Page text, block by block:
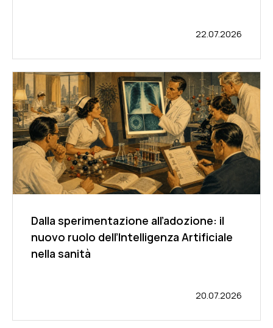
22.07.2026
Dalla sperimentazione all’adozione: il
nuovo ruolo dell’Intelligenza Artificiale
nella sanità
20.07.2026